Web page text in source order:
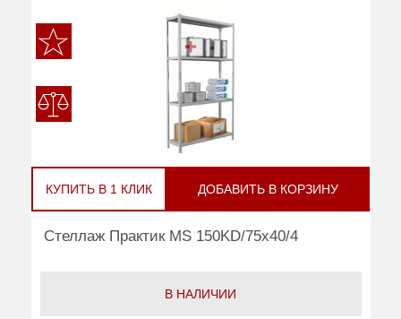
КУПИТЬ В 1 КЛИК ДОБАВИТЬ В КОРЗИНУ
Стеллаж Практик MS 150KD/75x40/4
В НАЛИЧИИ